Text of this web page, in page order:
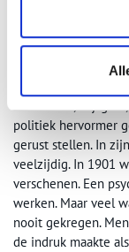
herfstdagen
ook toen Frederik
geheimzinnigheid
kunstenaar,
politiek hervormer
gerust stellen. In
veelzijdig. In 1901
verschenen. Een
werken. Maar veel
nooit gekregen.
de indruk maakte